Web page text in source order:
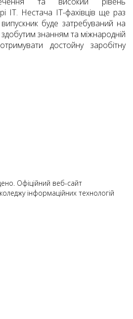
ІТ. Нестача ІТ-фахівців ще раз
буде затребуваний на
знанням та міжнародній
достойну заробітну
Офіційний веб-сайт
інформаційних технологій